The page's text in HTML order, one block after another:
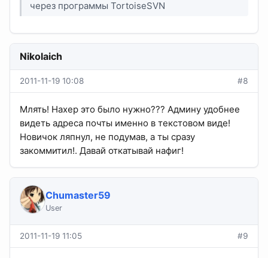
через программы TortoiseSVN
Nikolaich
2011-11-19 10:08 #8
Млять! Нахер это было нужно??? Админу удобнее
видеть адреса почты именно в текстовом виде!
Новичок ляпнул, не подумав, а ты сразу
закоммитил!. Давай откатывай нафиг!
Chumaster59
User
2011-11-19 11:05 #9